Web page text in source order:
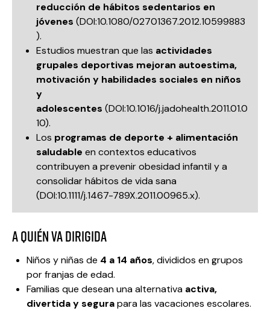
reducción de hábitos sedentarios en
jóvenes (DOI:10.1080/02701367.2012.10599883
).
Estudios muestran que las actividades
grupales deportivas mejoran autoestima,
motivación y habilidades sociales en niños
y
adolescentes (DOI:10.1016/j.jadohealth.2011.01.0
10).
Los programas de deporte + alimentación
saludable en contextos educativos
contribuyen a prevenir obesidad infantil y a
consolidar hábitos de vida sana
(DOI:10.1111/j.1467-789X.2011.00965.x).
A quién va dirigida
Niños y niñas de 4 a 14 años, divididos en grupos
por franjas de edad.
Familias que desean una alternativa activa,
divertida y segurapara las vacaciones escolares.